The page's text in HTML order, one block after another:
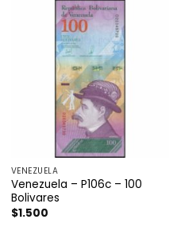
VENEZUELA
Venezuela – P106c – 100
Bolivares
$1.500